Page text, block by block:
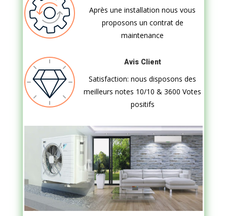
Après une installation nous vous
proposons un contrat de
maintenance
Avis Client
Satisfaction: nous disposons des
meilleurs notes 10/10 & 3600 Votes
positifs